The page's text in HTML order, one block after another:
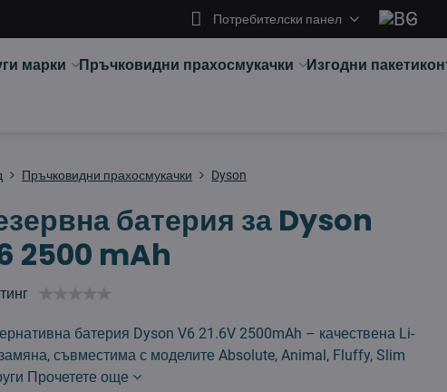
Потребителски панел
марки Пръчковидни прахосмукачки Изгодни пакети
Пръчковидни прахосмукачки Dyson
батерия за Dyson
2500 mAh
батерия Dyson V6 21.6V 2500mAh – качествена Li-
съвместима с моделите Absolute, Animal, Fluffy, Slim
Прочетете още